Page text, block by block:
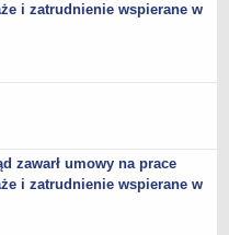
Pracy
i zatrudnienie wspierane w
zawarł umowy na prace
i zatrudnienie wspierane w